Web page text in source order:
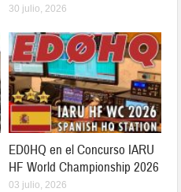
30 julio, 2026
ED0HQ en el Concurso IARU
HF World Championship 2026
03 julio, 2026